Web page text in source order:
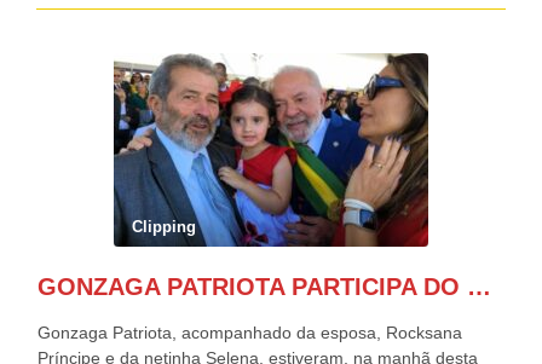
Clipping
GONZAGA PATRIOTA PARTICIPA DO DESFILE DA INDEPENDÊNCIA NO PALANQUE DA PRESIDÊNCIA DA REPÚBLICA E É ABRAÇADO POR LULA E POR GERALDO ALCKMIN.
Gonzaga Patriota, acompanhado da esposa, Rocksana
Príncipe e da netinha Selena, estiveram, na manhã desta